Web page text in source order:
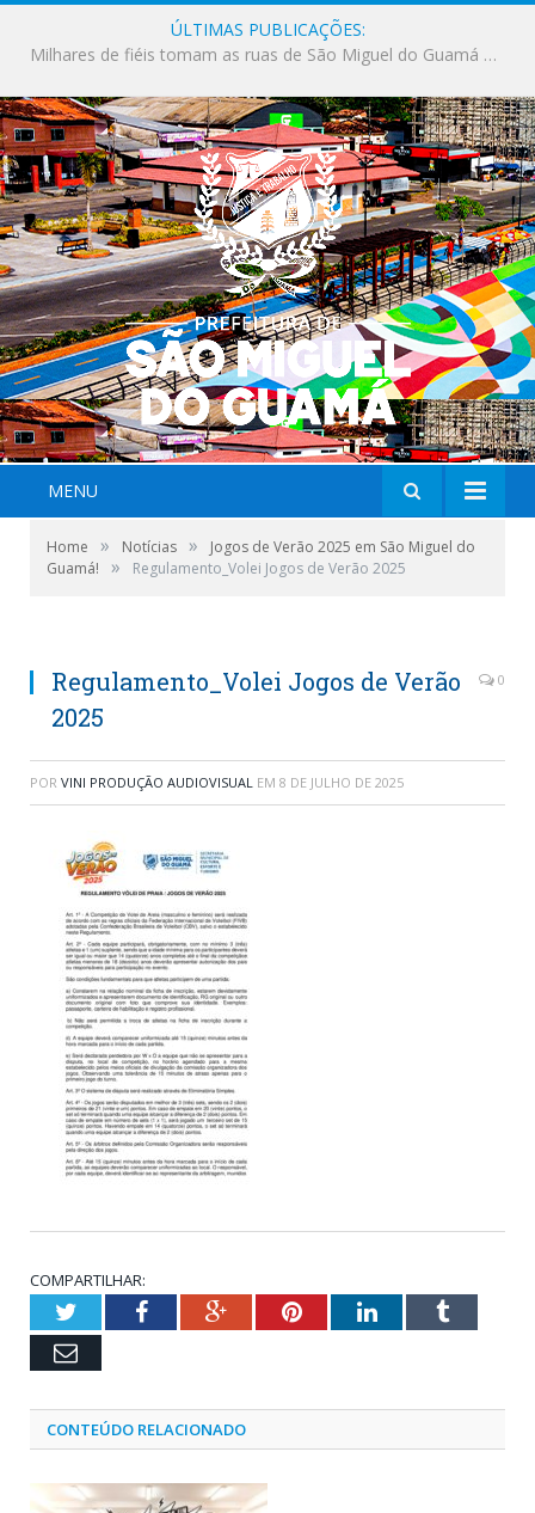
ÚLTIMAS PUBLICAÇÕES:
Milhares de fiéis tomam as ruas de São Miguel do Guamá em uma grande celebração de fé na Marcha para Jesus 2026.
MENU
Home » Notícias »
Jogos de Verão 2025 em São Miguel do
Guamá!
» Regulamento_Volei Jogos de Verão 2025
Regulamento_Volei Jogos de Verão
2025
0
POR VINI PRODUÇÃO AUDIOVISUAL EM 8 DE JULHO DE 2025
COMPARTILHAR:
TwitterFacebookGoogle+PinterestLinkedInTumblr
Email
CONTEÚDO RELACIONADO